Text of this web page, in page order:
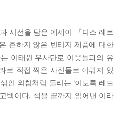
시선을 담은 에세이 『디스 레트
흔하지 않은 빈티지 제품에 대한
이태원 우사단로 이웃들과의 유
로 직접 찍은 사진들로 이뤄져 있
인 외침처럼 들리는 ‘이토록 레트
백이다. 책을 끝까지 읽어낸 이라